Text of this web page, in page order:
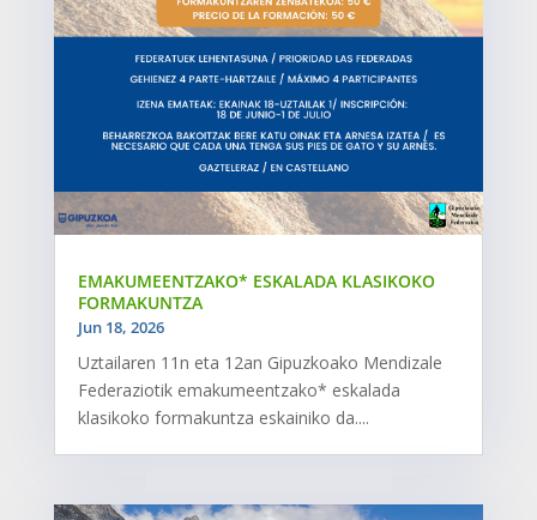
EMAKUMEENTZAKO* ESKALADA KLASIKOKO
FORMAKUNTZA
Jun 18, 2026
Uztailaren 11n eta 12an Gipuzkoako Mendizale
Federaziotik emakumeentzako* eskalada
klasikoko formakuntza eskainiko da....